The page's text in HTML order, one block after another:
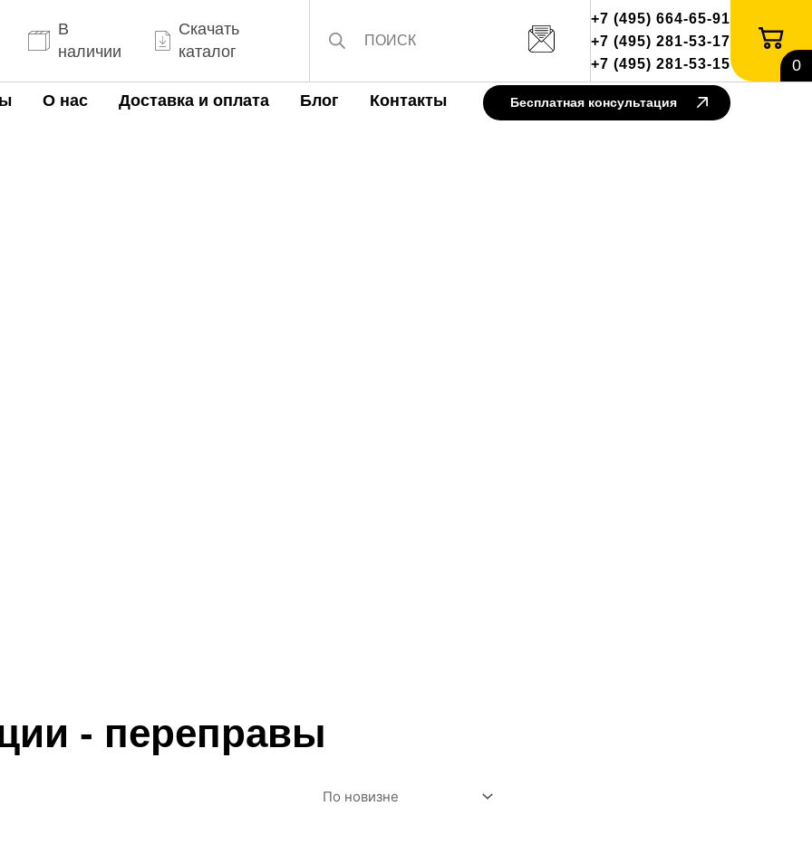
В
наличии
Скачать
каталог
+7 (495) 664-65-91
+7 (495) 281-53-17
+7 (495) 281-53-15
0
О нас Доставка и оплата Блог Контакты Бесплатная консультация
- переправы